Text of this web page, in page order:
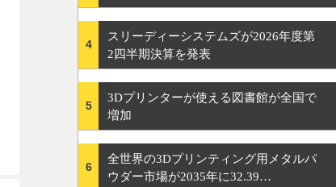
4
スリーディーシステムズが2026年度第
2四半期決算を発表
5
3Dプリンターが使える図書館が全国で
増加
6
全世界の3Dプリンティング用メタルパ
ウダー市場が2035年に32.39…